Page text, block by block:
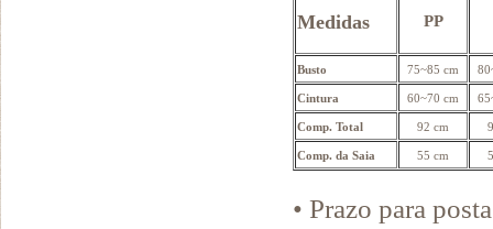
Medidas PP
Busto 75~85 cm
Cintura 60~70 cm
Comp. Total 92 cm
Comp. da Saia 55 cm
• Prazo para